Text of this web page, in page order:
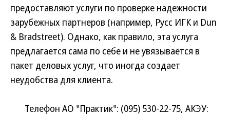
предоставляют услуги по проверке надежности
зарубежных партнеров (например, Русс ИГК и Dun
& Bradstreet). Однако, как правило, эта услуга
предлагается сама по себе и не увязывается в
пакет деловых услуг, что иногда создает
неудобства для клиента.
Телефон АО "Практик": (095) 530-22-75, АКЭУ: